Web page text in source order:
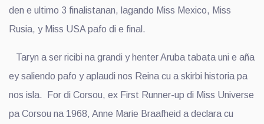
den e ultimo 3 finalistanan, lagando Miss Mexico, Miss
Rusia, y Miss USA pafo di e final.
Taryn a ser ricibi na grandi y henter Aruba tabata uni e aña
ey saliendo pafo y aplaudi nos Reina cu a skirbi historia pa
nos isla. For di Corsou, ex First Runner-up di Miss Universe
pa Corsou na 1968, Anne Marie Braafheid a declara cu